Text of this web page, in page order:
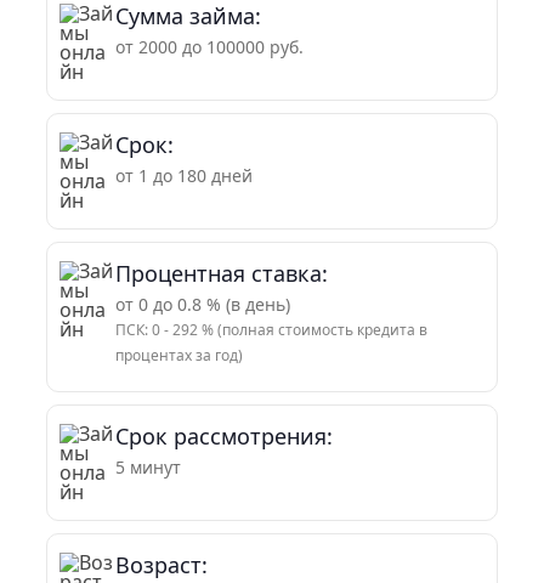
Сумма займа:
от 2000 до 100000 руб.
Срок:
от 1 до 180 дней
Процентная ставка:
от 0 до 0.8 % (в день)
ПСК: 0 - 292 % (полная стоимость кредита в
процентах за год)
Срок рассмотрения:
5 минут
Возраст: